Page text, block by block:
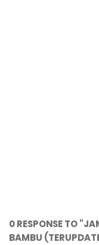
0 RESPONSE TO
BAMBU